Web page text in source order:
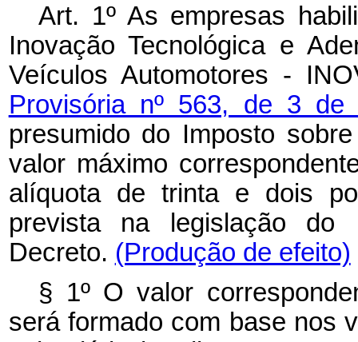
Art. 1º As empresas
Inovação Tecnológica e
Veículos Automotores -
Provisória nº 563, de 3
presumido do Imposto
valor máximo
alíquota de trinta e dois
prevista na legislação do
Decreto. (Produção de efeito)
§ 1º O valor
será formado com base nos